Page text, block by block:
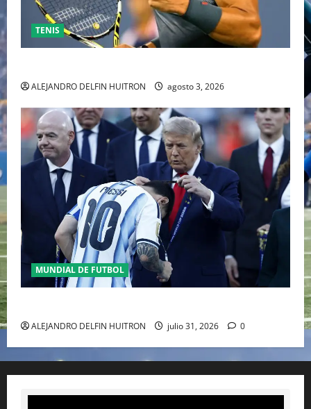
TENIS
ALEJANDRO DELFIN HUITRON agosto 3, 2026
MUNDIAL DE FUTBOL
ALEJANDRO DELFIN HUITRON julio 31, 2026 0